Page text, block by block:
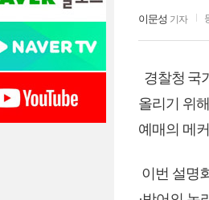
이문성 기자
경찰청 국
올리기 위
예매의 메
이번 설명